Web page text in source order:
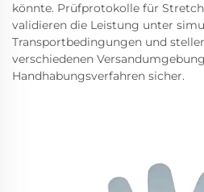
könnte. Prüfprotokolle für
validieren die Leistung unter
Transportbedingungen und
verschiedenen
Handhabungsverfahren sicher.